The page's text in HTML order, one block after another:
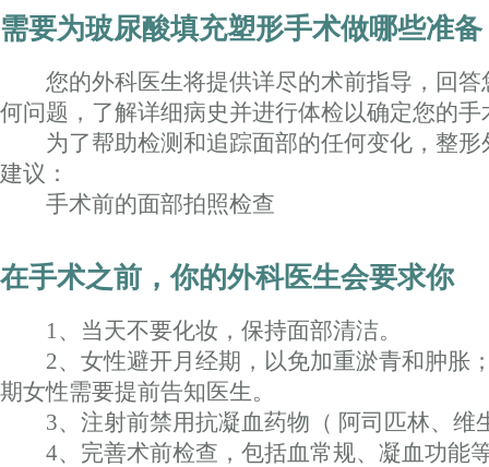
需要为玻尿酸填充塑形手术做哪些准备
您的外科医生将提供详尽的术前指导，回答
何问题，了解详细病史并进行体检以确定您的手
为了帮助检测和追踪面部的任何变化，整形
建议：
手术前的面部拍照检查
在手术之前，你的外科医生会要求你
1、当天不要化妆，保持面部清洁。
2、女性避开月经期，以免加重淤青和肿胀
期女性需要提前告知医生。
3、注射前禁用抗凝血药物（ 阿司匹林、维
4、完善术前检查，包括血常规、凝血功能